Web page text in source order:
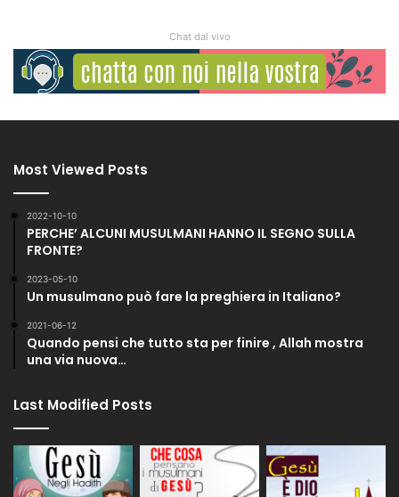
Chat dal vivo
Most Viewed Posts
2022-10-10
PERCHE’ ALCUNI MUSULMANI HANNO IL SEGNO SULLA
FRONTE?
2023-05-10
Un musulmano può fare la preghiera in Italiano?
2021-06-12
Quando pensi che tutto sta per finire , Allah mostra
una via nuova…
Last Modified Posts